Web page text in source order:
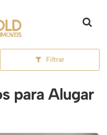
Filtrar
para Alugar